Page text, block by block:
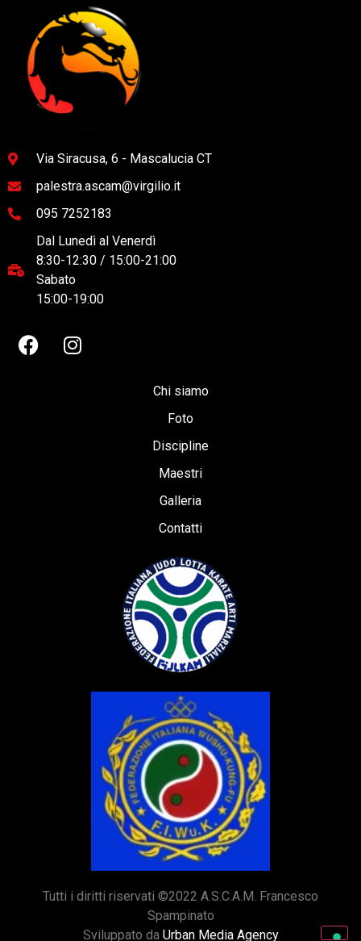
Via Siracusa, 6 - Mascalucia CT
palestra.ascam@virgilio.it
095 7252183
Dal Lunedì al Venerdì
8:30-12:30 / 15:00-21:00
Sabato
15:00-19:00
Chi siamo
Foto
Discipline
Maestri
Galleria
Contatti
Tutti i diritti riservati ©2022 A.S.C.A.M. Francesco
Spampinato
Sviluppato da Urban Media Agency